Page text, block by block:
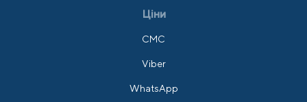
Ціни
СМС
Viber
WhatsApp